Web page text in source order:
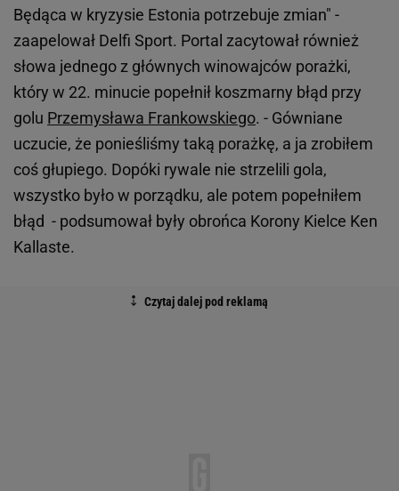
Będąca w kryzysie Estonia potrzebuje zmian" -
zaapelował Delfi Sport. Portal zacytował również
słowa jednego z głównych winowajców porażki,
który w 22. minucie popełnił koszmarny błąd przy
golu Przemysława Frankowskiego. - Gówniane
uczucie, że ponieśliśmy taką porażkę, a ja zrobiłem
coś głupiego. Dopóki rywale nie strzelili gola,
wszystko było w porządku, ale potem popełniłem
błąd - podsumował były obrońca Korony Kielce Ken
Kallaste.